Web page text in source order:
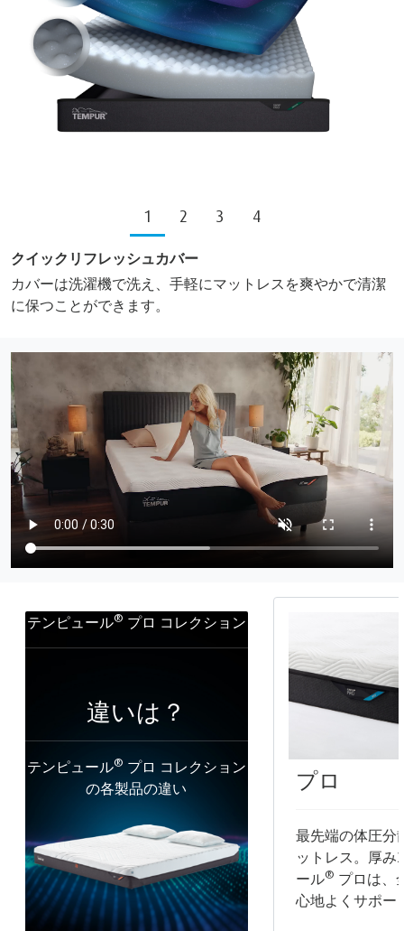
1 2 3 4
クイックリフレッシュカバー
カバーは洗濯機で洗え、手軽にマットレスを爽やかで清潔
に保つことができます。
テンピュール® プロ コレクション
違いは？
テンピュール® プロ コレクション
の各製品の違い
プロ
最先端の体圧分
ットレス。厚み
ール® プロは、
心地よくサポー